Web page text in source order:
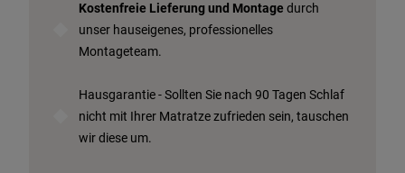
Kostenfreie Lieferung und Montage durch
unser hauseigenes, professionelles
Montageteam.
Hausgarantie - Sollten Sie nach 90 Tagen Schlaf
nicht mit Ihrer Matratze zufrieden sein, tauschen
wir diese um.